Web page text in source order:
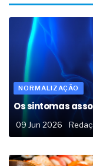
NORMALIZAÇÃO
Os sintomas
09 Jun 2026